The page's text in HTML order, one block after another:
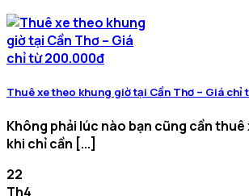
Thuê xe theo khung giờ tại Cần Thơ – Giá chỉ
Không phải lúc nào bạn cũng cần thuê
khi chỉ cần [...]
22
Th4